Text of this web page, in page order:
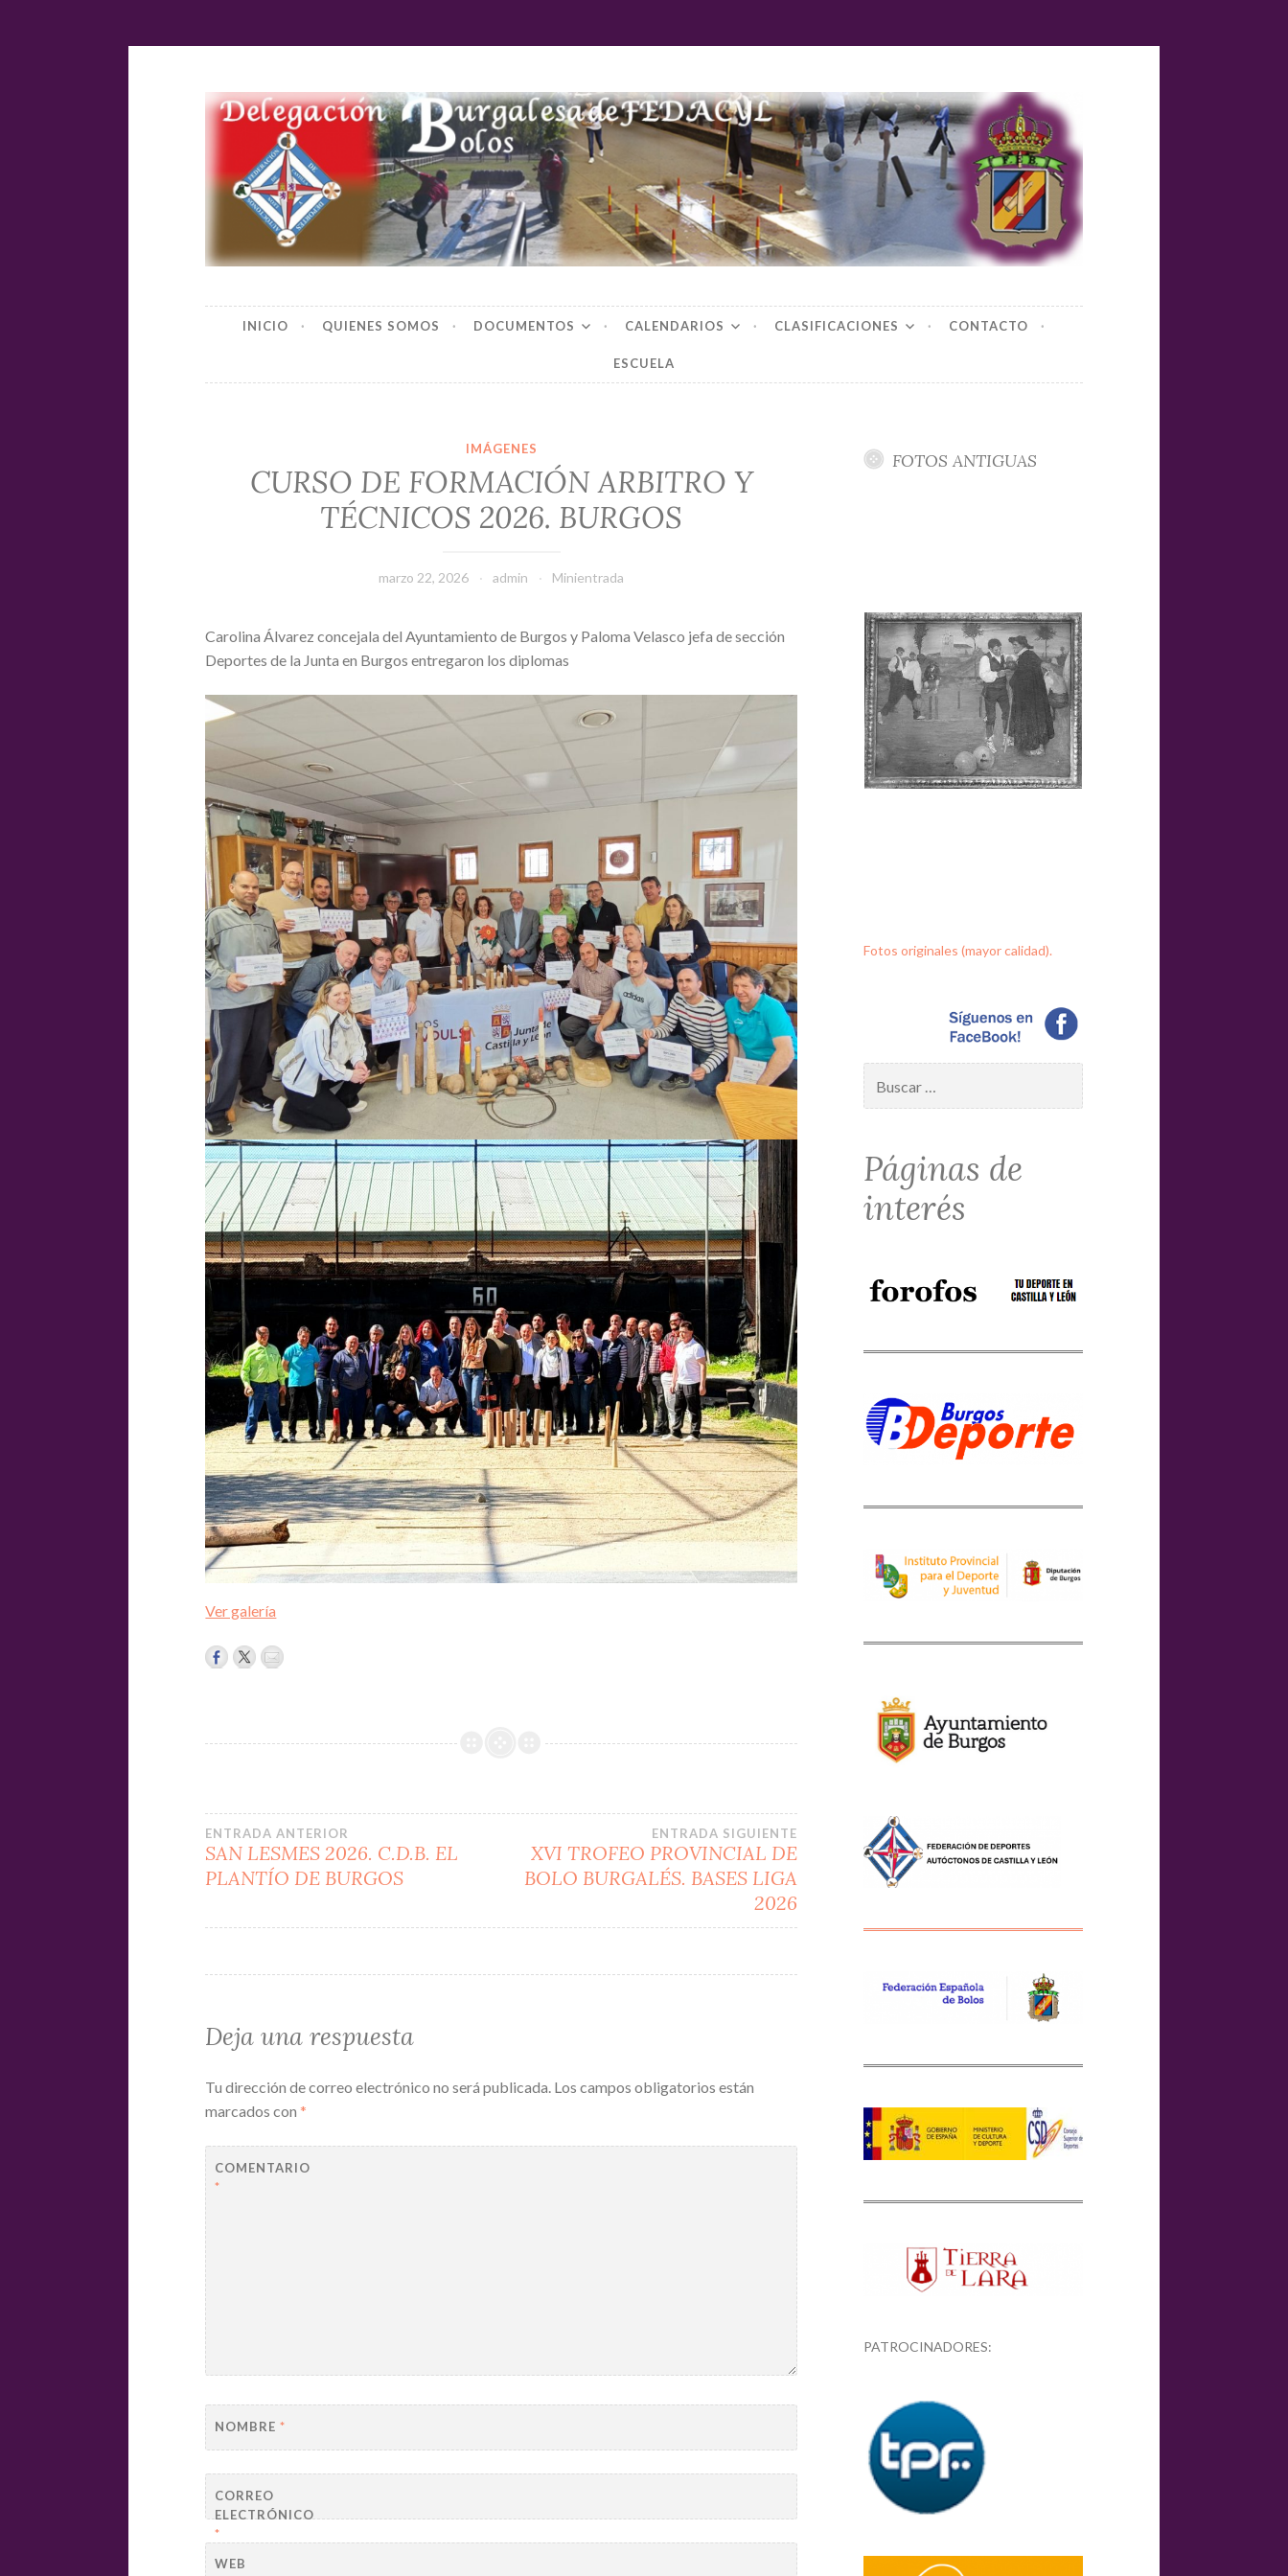
Ir
contenido
Delegación burgalesa de fedacyl-bolos
INICIO QUIENES SOMOS DOCUMENTOS CALENDARIOS CLASIFICACIONES CONTACTO
ESCUELA
IMÁGENES
CURSO DE FORMACIÓN ARBITRO Y
TÉCNICOS 2026. BURGOS
marzo 22, 2026 admin Minientrada
Carolina Álvarez concejala del Ayuntamiento de Burgos y Paloma Velasco jefa de sección
Deportes de la Junta en Burgos entregaron los diplomas
Ver galería
Navegación
de
entradas
ENTRADA ANTERIOR
SAN LESMES 2026. C.D.B. EL
PLANTÍO DE BURGOS
ENTRADA SIGUIENTE
XVI TROFEO PROVINCIAL DE
BOLO BURGALÉS. BASES LIGA
2026
Deja una respuesta
Tu dirección de correo electrónico no será publicada. Los campos obligatorios están
marcados con*
COMENTARIO
*
NOMBRE*
CORREO
ELECTRÓNICO
*
WEB
FOTOS ANTIGUAS
Fotos originales (mayor calidad).
Páginas de
interés
PATROCINADORES: